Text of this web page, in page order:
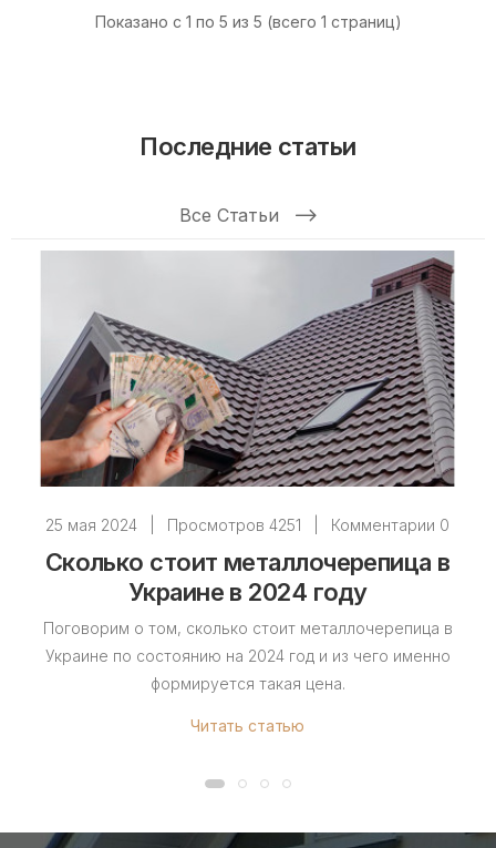
Показано с 1 по 5 из 5 (всего 1 страниц)
Последние статьи
Все Статьи
25 мая 2024 Просмотров 4251 Комментарии 0
Сколько стоит металлочерепица в
Украине в 2024 году
Поговорим о том, сколько стоит металлочерепица в
Украине по состоянию на 2024 год и из чего именно
формируется такая цена.
Читать статью